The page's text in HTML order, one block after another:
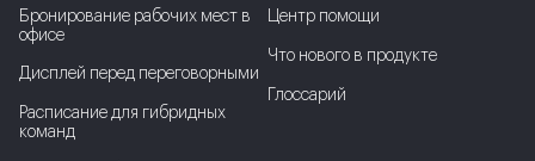
Бронирование рабочих мест в
офисе
Дисплей перед переговорными
Расписание для гибридных
команд
Центр помощи
Что нового в продукте
Глоссарий